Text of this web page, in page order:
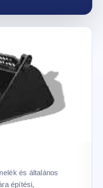
és általános
építési,